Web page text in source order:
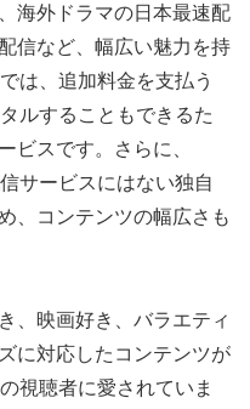
海外ドラマの日本最速配
信など、幅広い魅力を持
は、追加料金を支払う
ルすることもできるた
ビスです。さらに、
サービスにはない独自
、コンテンツの幅広さも
、映画好き、バラエティ
に対応したコンテンツが
視聴者に愛されていま